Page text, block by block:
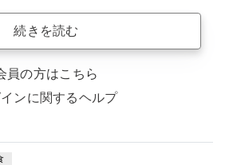
続きを読む
員の方はこちら
ンに関するヘルプ